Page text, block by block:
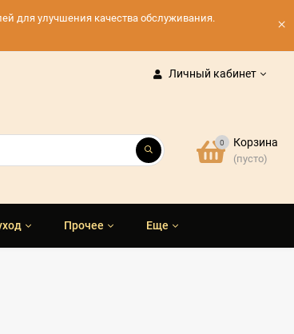
для улучшения качества обслуживания.
×
Личный кабинет
0 Корзина
(пусто)
Прочее Еще